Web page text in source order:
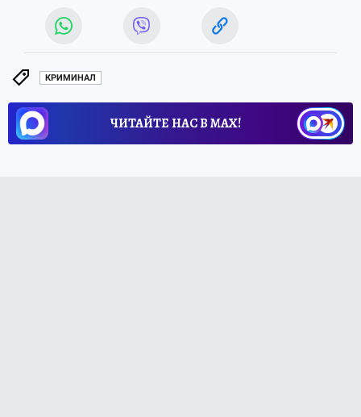
КРИМИНАЛ
ЧИТАЙТЕ НАС В МАХ!